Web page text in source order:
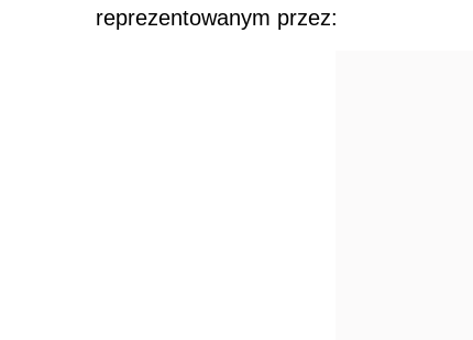
reprezentowanym przez: